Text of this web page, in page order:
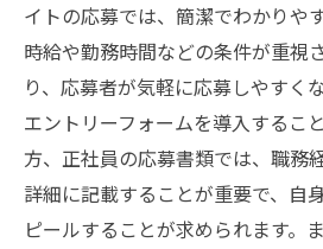
イトの応募では、簡潔でわかりや
時給や勤務時間などの条件が重視
り、応募者が気軽に応募しやすく
エントリーフォームを導入するこ
方、正社員の応募書類では、職務
詳細に記載することが重要で、自
ピールすることが求められます。